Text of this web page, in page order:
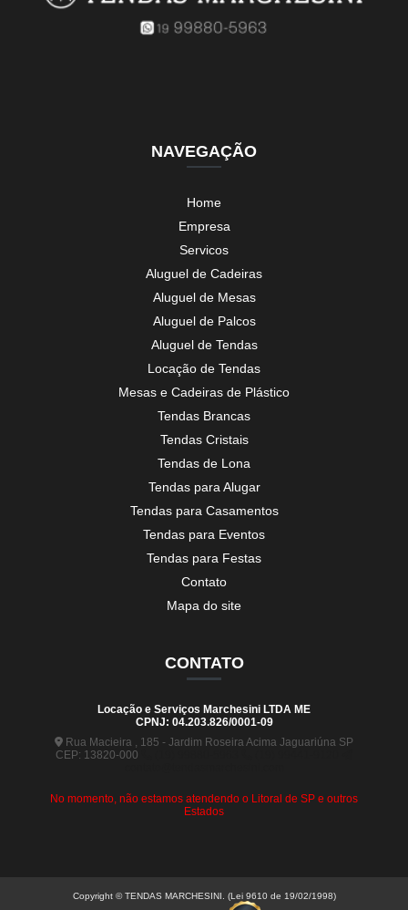
NAVEGAÇÃO
Home
Empresa
Servicos
Aluguel de Cadeiras
Aluguel de Mesas
Aluguel de Palcos
Aluguel de Tendas
Locação de Tendas
Mesas e Cadeiras de Plástico
Tendas Brancas
Tendas Cristais
Tendas de Lona
Tendas para Alugar
Tendas para Casamentos
Tendas para Eventos
Tendas para Festas
Contato
Mapa do site
CONTATO
Locação e Serviços Marchesini LTDA ME
CPNJ: 04.203.826/0001-09
Rua Macieira , 185 - Jardim Roseira Acima Jaguariúna SP
CEP: 13820-000
No momento, não estamos atendendo o Litoral de SP e outros
Estados
Copyright © TENDAS MARCHESINI. (Lei 9610 de 19/02/1998)